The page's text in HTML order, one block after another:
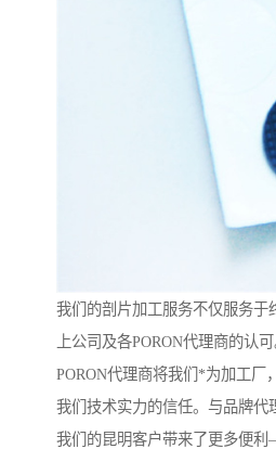
我们的剖片加工服务不仅服务于
上公司及各PORON代理商的认
PORON代理商将我们*为加工厂
我们技术实力的信任。与品牌代
我们的昆明客户带来了更多便